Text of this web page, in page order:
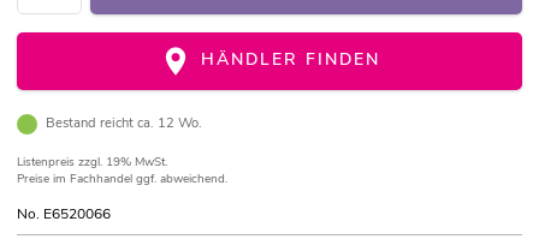
HÄNDLER FINDEN
Bestand reicht ca. 12 Wo.
Listenpreis zzgl. 19% MwSt.
Preise im Fachhandel ggf. abweichend.
No. E6520066